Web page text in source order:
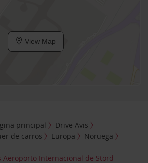
View Map
principal
Drive Avis
de carros
Europa
Noruega
Aeroporto Internacional de Stord